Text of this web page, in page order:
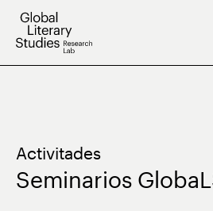
Saltar
contenido
Activitades
Seminarios